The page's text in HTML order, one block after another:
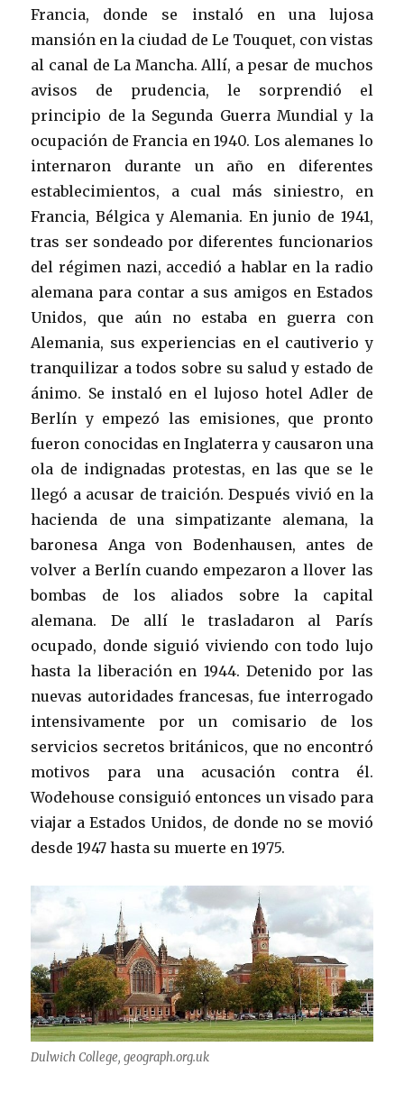
Francia, donde se instaló en una lujosa
mansión en la ciudad de Le Touquet, con vistas
al canal de La Mancha. Allí, a pesar de muchos
avisos de prudencia, le sorprendió el
principio de la Segunda Guerra Mundial y la
ocupación de Francia en 1940. Los alemanes lo
internaron durante un año en diferentes
establecimientos, a cual más siniestro, en
Francia, Bélgica y Alemania. En junio de 1941,
tras ser sondeado por diferentes funcionarios
del régimen nazi, accedió a hablar en la radio
alemana para contar a sus amigos en Estados
Unidos, que aún no estaba en guerra con
Alemania, sus experiencias en el cautiverio y
tranquilizar a todos sobre su salud y estado de
ánimo. Se instaló en el lujoso hotel Adler de
Berlín y empezó las emisiones, que pronto
fueron conocidas en Inglaterra y causaron una
ola de indignadas protestas, en las que se le
llegó a acusar de traición. Después vivió en la
hacienda de una simpatizante alemana, la
baronesa Anga von Bodenhausen, antes de
volver a Berlín cuando empezaron a llover las
bombas de los aliados sobre la capital
alemana. De allí le trasladaron al París
ocupado, donde siguió viviendo con todo lujo
hasta la liberación en 1944. Detenido por las
nuevas autoridades francesas, fue interrogado
intensivamente por un comisario de los
servicios secretos británicos, que no encontró
motivos para una acusación contra él.
Wodehouse consiguió entonces un visado para
viajar a Estados Unidos, de donde no se movió
desde 1947 hasta su muerte en 1975.
Dulwich College, geograph.org.uk